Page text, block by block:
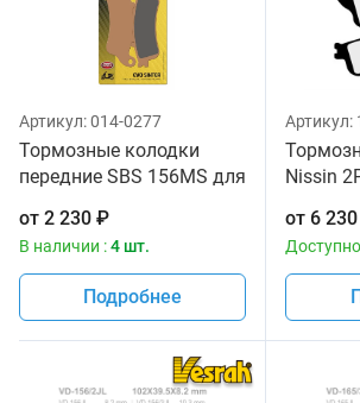
Артикул:014-0277
Тормозные колодки
передние SBS 156MS для
от 2 230 ₽
В наличии :4 шт.
Подробнее
Артикул:
Nissin
от 6 230